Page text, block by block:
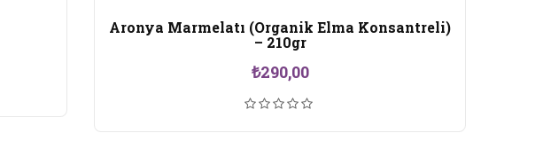
Aronya Marmelatı (Organik Elma Konsantreli)
– 210gr
₺290,00